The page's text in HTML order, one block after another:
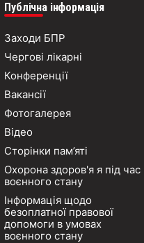
Публічна інформація
Заходи БПР
Чергові лікарні
Конференції
Вакансії
Фотогалерея
Відео
Сторінки пам’яті
Охорона здоров'я я під час
воєнного стану
Інформація щодо
безоплатної правової
допомоги в умовах
воєнного стану